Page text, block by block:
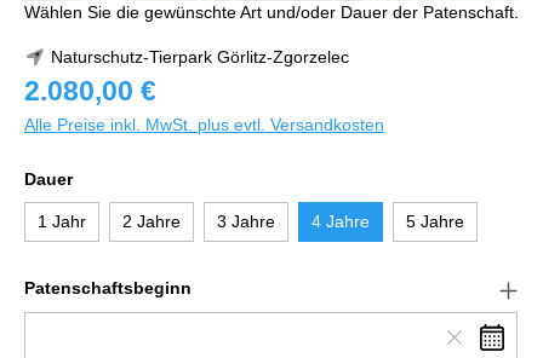
Wählen Sie die gewünschte Art und/oder Dauer der Patenschaft.
Naturschutz-Tierpark Görlitz-Zgorzelec
2.080,00 €
Alle Preise inkl. MwSt. plus evtl. Versandkosten
Dauer
1 Jahr 2 Jahre 3 Jahre 4 Jahre 5 Jahre
Patenschaftsbeginn